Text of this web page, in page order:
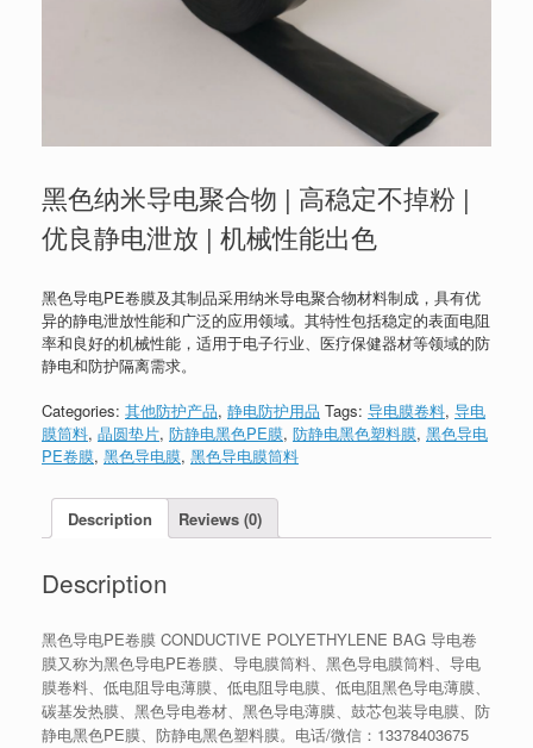
黑色纳米导电聚合物 | 高稳定不掉粉 |
优良静电泄放 | 机械性能出色
黑色导电PE卷膜及其制品采用纳米导电聚合物材料制成，具有优
异的静电泄放性能和广泛的应用领域。其特性包括稳定的表面电阻
率和良好的机械性能，适用于电子行业、医疗保健器材等领域的防
静电和防护隔离需求。
Categories: 其他防护产品, 静电防护用品 Tags: 导电膜卷料, 导电
膜筒料, 晶圆垫片, 防静电黑色PE膜, 防静电黑色塑料膜, 黑色导电
PE卷膜, 黑色导电膜, 黑色导电膜筒料
Description Reviews (0)
Description
黑色导电PE卷膜 CONDUCTIVE POLYETHYLENE BAG 导电卷
膜又称为黑色导电PE卷膜、导电膜筒料、黑色导电膜筒料、导电
膜卷料、低电阻导电薄膜、低电阻导电膜、低电阻黑色导电薄膜、
碳基发热膜、黑色导电卷材、黑色导电薄膜、鼓芯包装导电膜、防
静电黑色PE膜、防静电黑色塑料膜。电话/微信：13378403675